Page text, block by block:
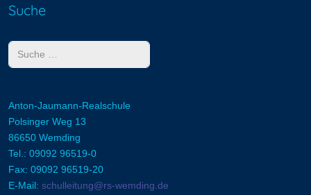
Suche
Suchen
Anton-Jaumann-Realschule
Polsinger Weg 13
86650 Wemding
Tel.: 09092 96519-0
Fax: 09092 96519-20
E-Mail: schulleitung@rs-wemding.de